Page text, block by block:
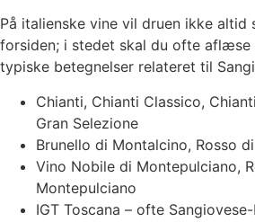
På italienske vine vil druen ikke altid
forsiden; i stedet skal du ofte aflæse
typiske betegnelser relateret til
Chianti, Chianti Classico,
Gran Selezione
Brunello di Montalcino, Rosso
Vino Nobile di Montepulciano,
Montepulciano
IGT Toscana – ofte